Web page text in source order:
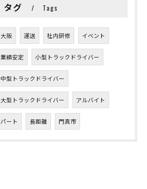
タグ Tags
大阪 運送 社内研修 イベント
業績安定 小型トラックドライバー
中型トラックドライバー
大型トラックドライバー アルバイト
パート 長距離 門真市